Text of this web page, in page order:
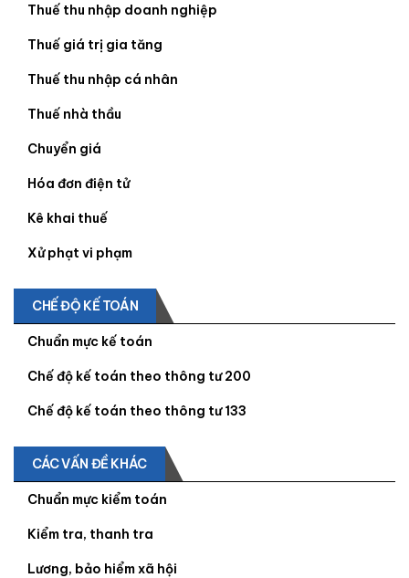
Thuế thu nhập doanh nghiệp
Thuế giá trị gia tăng
Thuế thu nhập cá nhân
Thuế nhà thầu
Chuyển giá
Hóa đơn điện tử
Kê khai thuế
Xử phạt vi phạm
CHẾ ĐỘ KẾ TOÁN
Chuẩn mực kế toán
Chế độ kế toán theo thông tư 200
Chế độ kế toán theo thông tư 133
CÁC VẤN ĐỀ KHÁC
Chuẩn mực kiểm toán
Kiểm tra, thanh tra
Lương, bảo hiểm xã hội